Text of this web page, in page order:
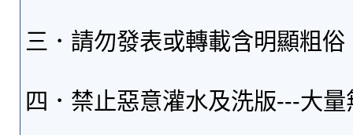
三．請勿發表或轉載含明顯粗
四．禁止惡意灌水及洗版---大